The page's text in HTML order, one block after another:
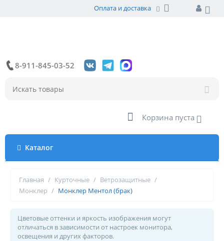
Оплата и доставка
8-911-845-03-52
Корзина пуста
Каталог
Главная / Курточные / Ветрозащитные /
Монклер / Монклер Ментол (брак)
Цветовые оттенки и яркость изображения могут
отличаться в зависимости от настроек монитора,
освещения и других факторов.